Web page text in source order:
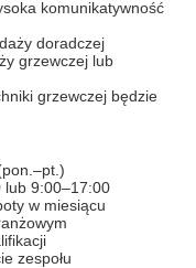
komunikatywność
doradczej
grzewczej lub
grzewczej będzie
lub 9:00–17:00
w miesiącu
zespołu